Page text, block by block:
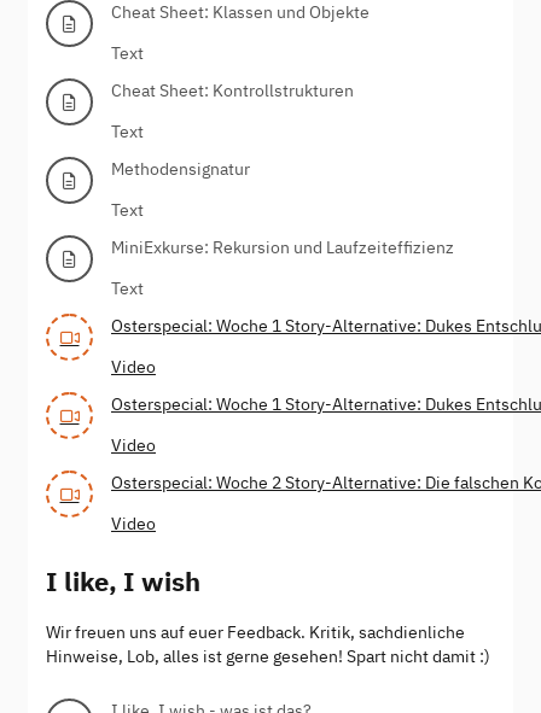
Cheat Sheet: Klassen und Objekte
Text
Cheat Sheet: Kontrollstrukturen
Text
Methodensignatur
Text
MiniExkurse: Rekursion und Laufzeiteffizienz
Text
Osterspecial: Woche 1 Story-Alternative: Dukes
Video
Osterspecial: Woche 1 Story-Alternative: Dukes
Video
Osterspecial: Woche 2 Story-Alternative: Die falschen
Video
I like, I wish
Wir freuen uns auf euer Feedback. Kritik, sachdienliche
Hinweise, Lob, alles ist gerne gesehen! Spart nicht damit :)